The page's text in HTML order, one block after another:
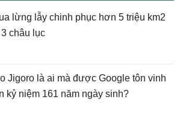
lừng lẫy chinh phục hơn 5 triệu km2
châu lục
Jigoro là ai mà được Google tôn vinh
kỷ niệm 161 năm ngày sinh?